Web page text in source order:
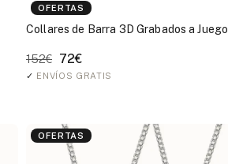
OFERTAS
Collares de Barra 3D Grabados a Juego
152€ 72€
✓ ENVÍOS GRATIS
OFERTAS